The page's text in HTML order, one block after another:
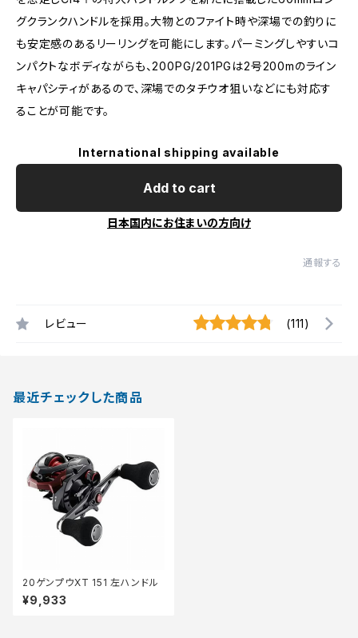
グクランクハンドルを採用。大物とのファイト時や深場での釣りに
も安定感のあるリーリングを可能にします。パーミングしやすいコ
ンパクトなボディながらも、200PG/201PGは2号200mのライン
キャパシティがあるので、深場でのタチウオ狙いなどにも対応す
ることが可能です。
International shipping available
Add to cart
日本国内にお住まいの方向け
通報する
レビュー (111)
最近チェックした商品
20ゲンプウXT 151 左ハンドル
¥9,933